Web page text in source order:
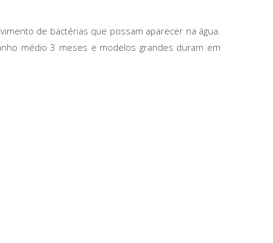
de bactérias que possam aparecer na água.
médio 3 meses e modelos grandes duram em